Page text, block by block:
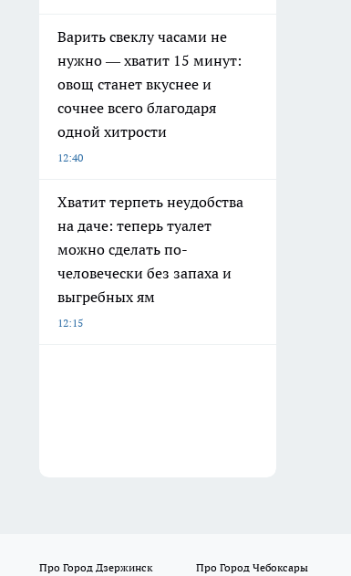
Варить свеклу часами не
нужно — хватит 15 минут:
овощ станет вкуснее и
сочнее всего благодаря
одной хитрости
12:40
Хватит терпеть неудобства
на даче: теперь туалет
можно сделать по-
человечески без запаха и
выгребных ям
12:15
Про Город Дзержинск Про Город Чебоксары